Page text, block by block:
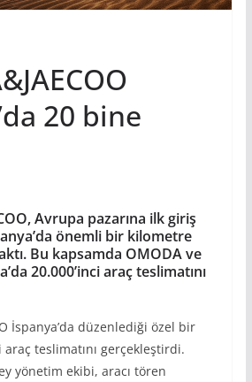
20 bine
Avrupa pazarına ilk giriş
önemli bir kilometre
Bu kapsamda OMODA ve
20.000’inci araç teslimatını
İspanya’da düzenlediği özel bir
araç teslimatını gerçekleştirdi.
yönetim ekibi, aracı tören